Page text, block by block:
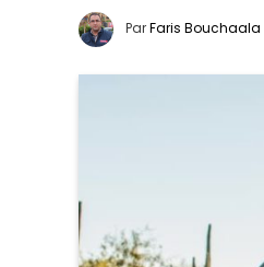
ParFaris Bouchaala